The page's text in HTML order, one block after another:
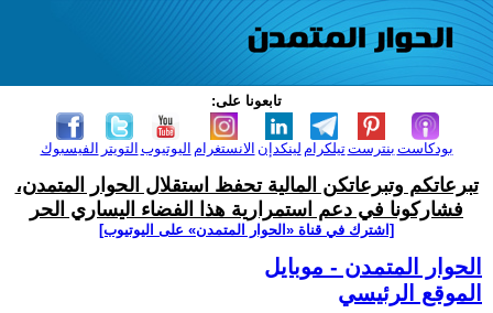
تابعونا على:
الفيسبوك التويتر اليوتيوب الانستغرام لينكدإن تيلكرامبنترست بودكاست
تبرعاتكم وتبرعاتكن المالية تحفظ استقلال الحوار المتمدن،
فشاركونا في دعم استمرارية هذا الفضاء اليساري الحر
[اشترك في قناة ‫«الحوار المتمدن» على اليوتيوب]
الحوار المتمدن - موبايل
الموقع الرئيسي